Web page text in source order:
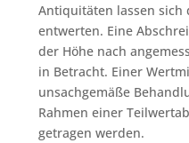
Antiquitäten lassen sich
entwerten. Eine
der Höhe nach
in Betracht. Einer
unsachgemäße
Rahmen einer
getragen werden.